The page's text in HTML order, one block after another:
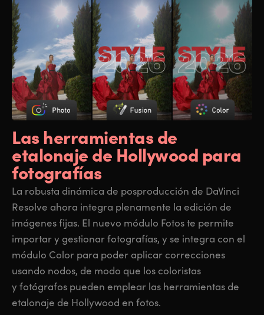
Las herramientas de
etalonaje de Hollywood para
fotografías
La robusta dinámica de posproducción de DaVinci
Resolve ahora integra plenamente la edición de
imágenes fijas. El nuevo módulo Fotos te permite
importar y gestionar fotografías, y se integra con el
módulo Color para poder aplicar correcciones
usando nodos, de modo que los coloristas
y fotógrafos pueden emplear las herramientas de
etalonaje de Hollywood en fotos.